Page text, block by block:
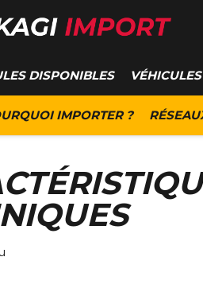
DISPONIBLES
IMPORTER ?